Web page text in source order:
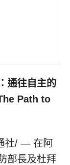
通往自主的
Path to
社/ — 在阿
部長及杜拜